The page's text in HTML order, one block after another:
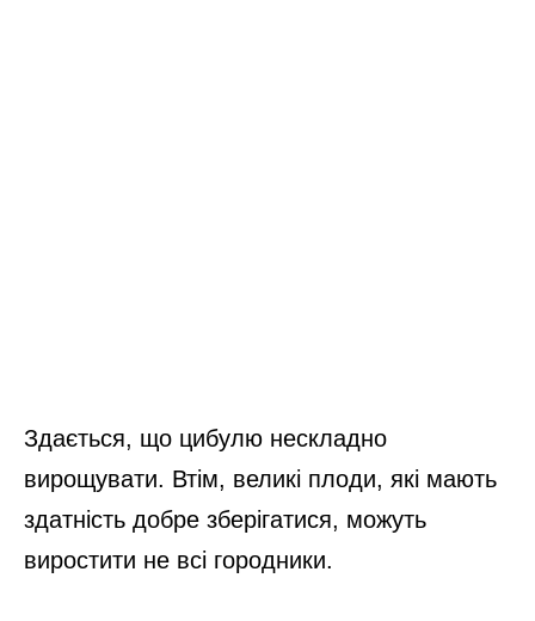
Здається, що цибулю нескладно
вирощувати. Втім, великі плоди, які мають
здатність добре зберігатися, можуть
виростити не всі городники.